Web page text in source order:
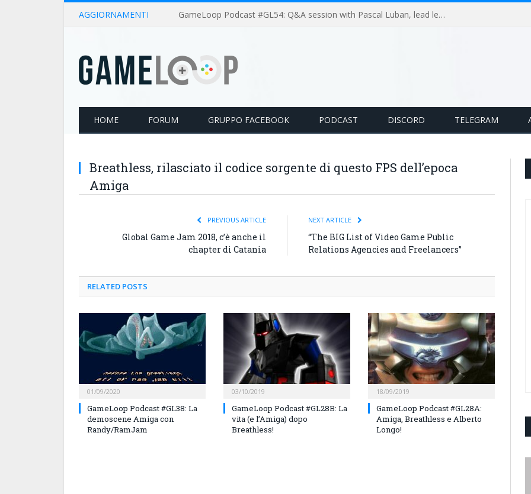
AGGIORNAMENTI GameLoop Podcast #GL54: Q&A session with Pascal Luban, lead level designer on Splinter Cell multiplayer games
HOME FORUM GRUPPO FACEBOOK PODCAST DISCORD TELEGRAM
Breathless, rilasciato il codice sorgente di questo FPS dell’epoca
Amiga
PREVIOUS ARTICLE
Global Game Jam 2018, c’è anche il
chapter di Catania
NEXT ARTICLE
“The BIG List of Video Game Public
Relations Agencies and Freelancers”
RELATED POSTS
01/09/2020
GameLoop Podcast #GL38: La
demoscene Amiga con
Randy/RamJam
03/10/2019
GameLoop Podcast #GL28B: La
vita (e l’Amiga) dopo
Breathless!
18/09/2019
GameLoop Podcast #GL28A:
Amiga, Breathless e Alberto
Longo!